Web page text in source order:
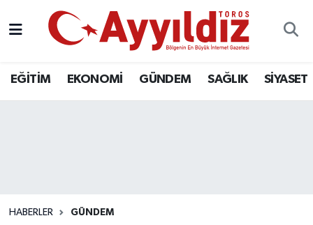
EĞİTİM EKONOMİ GÜNDEM SAĞLIK SİYASET
HABERLER GÜNDEM